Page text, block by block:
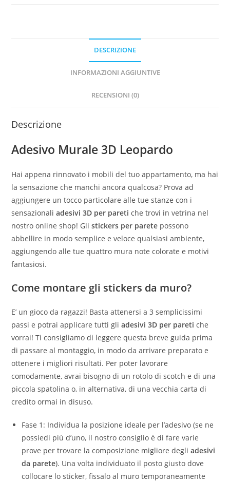
DESCRIZIONE
INFORMAZIONI AGGIUNTIVE
RECENSIONI (0)
Descrizione
Adesivo Murale 3D Leopardo
Hai appena rinnovato i mobili del tuo appartamento, ma hai
la sensazione che manchi ancora qualcosa? Prova ad
aggiungere un tocco particolare alle tue stanze con i
sensazionaliadesivi 3D per pareti che trovi in vetrina nel
nostro online shop! Glistickers per parete possono
abbellire in modo semplice e veloce qualsiasi ambiente,
aggiungendo alle tue quattro mura note colorate e motivi
fantasiosi.
Come montare gli stickers da muro?
E’ un gioco da ragazzi! Basta attenersi a 3 semplicissimi
passi e potrai applicare tutti gliadesivi 3D per pareti che
vorrai! Ti consigliamo di leggere questa breve guida prima
di passare al montaggio, in modo da arrivare preparato e
ottenere i migliori risultati. Per poter lavorare
comodamente, avrai bisogno di un rotolo di scotch e di una
piccola spatolina o, in alternativa, di una vecchia carta di
credito ormai in disuso.
Fase 1: Individua la posizione ideale per l’adesivo (se ne
possiedi più d’uno, il nostro consiglio è di fare varie
prove per trovare la composizione migliore degliadesivi
da parete). Una volta individuato il posto giusto dove
collocare lo sticker, fissalo al muro temporaneamente